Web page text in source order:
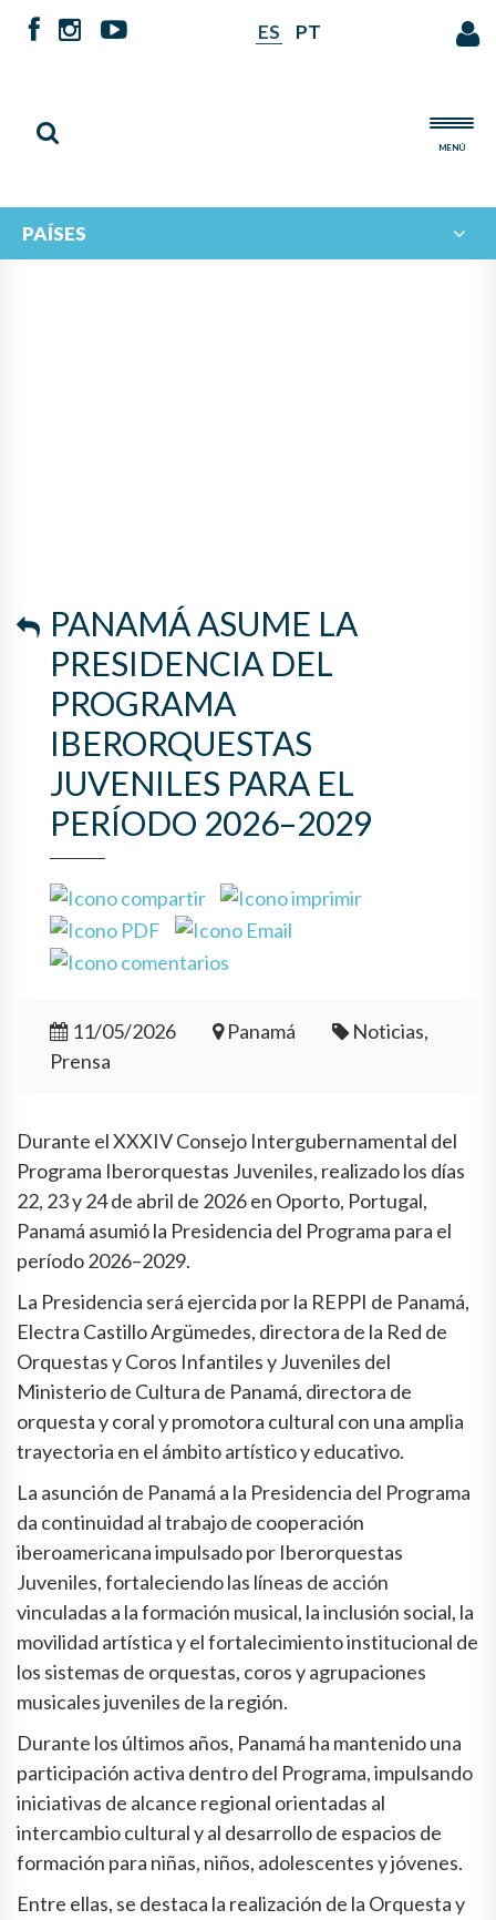
ES PT
MENÚ
PAÍSES
PANAMÁ ASUME LA
PRESIDENCIA DEL
PROGRAMA
IBERORQUESTAS
JUVENILES PARA EL
PERÍODO 2026–2029
11/05/2026 Panamá
Noticias,
Prensa
Durante el XXXIV Consejo Intergubernamental del
Programa Iberorquestas Juveniles, realizado los días
22, 23 y 24 de abril de 2026 en Oporto, Portugal,
Panamá asumió la Presidencia del Programa para el
período 2026–2029.
La Presidencia será ejercida por la REPPI de Panamá,
Electra Castillo Argümedes, directora de la Red de
Orquestas y Coros Infantiles y Juveniles del
Ministerio de Cultura de Panamá, directora de
orquesta y coral y promotora cultural con una amplia
trayectoria en el ámbito artístico y educativo.
La asunción de Panamá a la Presidencia del Programa
da continuidad al trabajo de cooperación
iberoamericana impulsado por Iberorquestas
Juveniles, fortaleciendo las líneas de acción
vinculadas a la formación musical, la inclusión social, la
movilidad artística y el fortalecimiento institucional de
los sistemas de orquestas, coros y agrupaciones
musicales juveniles de la región.
Durante los últimos años, Panamá ha mantenido una
participación activa dentro del Programa, impulsando
iniciativas de alcance regional orientadas al
intercambio cultural y al desarrollo de espacios de
formación para niñas, niños, adolescentes y jóvenes.
Entre ellas, se destaca la realización de la Orquesta y